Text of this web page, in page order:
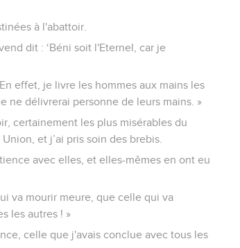
à l'abattoir.
dit : ‘Béni soit l'Eternel, car je
effet, je livre les hommes aux mains les
ne délivrerai personne de leurs mains. »
certainement les plus misérables du
et j’ai pris soin des brebis.
avec elles, et elles-mêmes en ont eu
va mourir meure, que celle qui va
les autres ! »
celle que j'avais conclue avec tous les